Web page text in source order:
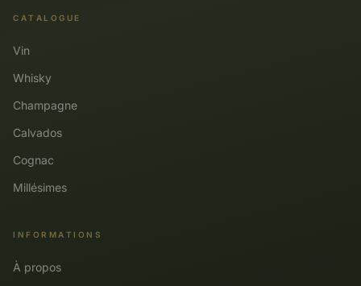
CATALOGUE
Vin
Whisky
Champagne
Calvados
Cognac
Millésimes
INFORMATIONS
À propos